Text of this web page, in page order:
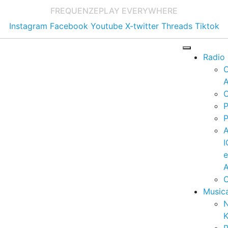
FREQUENZEPLAY EVERYWHERE
Instagram Facebook Youtube X-twitter Threads Tiktok
Radio
e